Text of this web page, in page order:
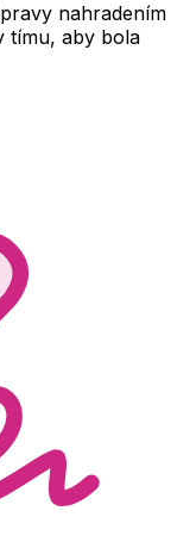
nahradením
tímu, aby bola